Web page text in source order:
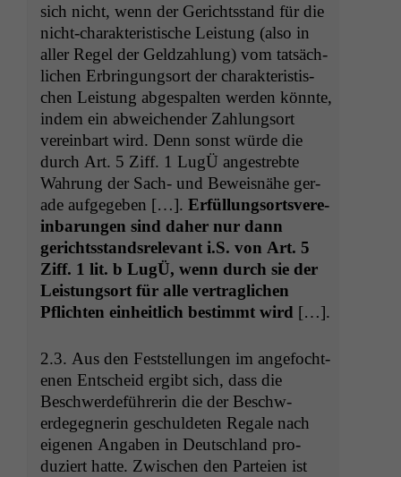
sich nicht, wenn der Gerichts­stand für die
nicht-charak­ter­is­tis­che Leis­tung (also in
aller Regel der Geldzahlung) vom tat­säch­
lichen Erbringung­sort der charak­ter­is­tis­
chen Leis­tung abges­pal­ten wer­den kön­nte,
indem ein abwe­ichen­der Zahlung­sort
vere­in­bart wird. Denn son­st würde die
durch Art. 5 Ziff. 1 LugÜ angestrebte
Wahrung der Sach- und Beweis­nähe ger­
ade aufgegeben […]. Erfül­lung­sortsvere­
in­barun­gen sind daher nur dann
gerichts­stand­srel­e­vant i.S. von Art. 5
Ziff. 1 lit. b LugÜ, wenn durch sie der
Leis­tung­sort für alle ver­traglichen
Pflicht­en ein­heitlich bes­timmt wird […].
2.3. Aus den Fest­stel­lun­gen im ange­focht­
e­nen Entscheid ergibt sich, dass die
Beschw­erde­führerin die der Beschw­
erdegeg­ner­in geschulde­ten Regale nach
eige­nen Angaben in Deutsch­land pro­
duziert hat­te. Zwis­chen den Parteien ist